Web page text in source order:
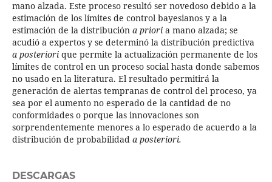
mano alzada. Este proceso resultó ser novedoso debido a la
estimación de los límites de control bayesianos y a la
estimación de la distribución a prioria mano alzada; se
acudió a expertos y se determinó la distribución predictiva
a posteriorique permite la actualización permanente de los
límites de control en un proceso social hasta donde sabemos
no usado en la literatura. El resultado permitirá la
generación de alertas tempranas de control del proceso, ya
sea por el aumento no esperado de la cantidad de no
conformidades o porque las innovaciones son
sorprendentemente menores a lo esperado de acuerdo a la
distribución de probabilidad a posteriori.
DESCARGAS